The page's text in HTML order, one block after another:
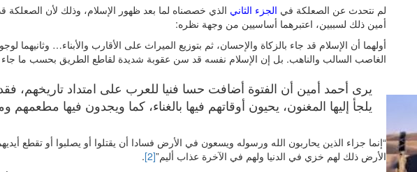
لم نتحدث عن الصعلكة في الجزء الثاني الذي خصصناه لما بعد ظهور الإسلام، وذلك لأن الصعلكة
أمين ذلك لسببين، اعتبرهما أساسيين من وجهة نظره:
أولهما أن الإسلام قد جاء بالزكاة والإحسان، ثم بتوزيع الميراث على الأقارب والأبناء… وثانيهما
الغاصب السالب والناهب. بل إن الإسلام نفسه قد سن عقوبة شديدة لقاطع الطريق بحسب ما
يرى أحمد أمين أن الفتوة أضافت حسا فنيا للعرب على امتداد تاريخهم،
يلجأ إليها المغنون، يحيون أوقاتهم فيها بالغناء، كما ويجدون فيها مطعمهم
“إنما جزاء الذين يحاربون الله ورسوله ويسعون في الأرض فسادا أن يقتلوا أو يصلبوا أو تقطع
الأرض ذلك لهم خزي في الدنيا ولهم في الآخرة عذاب أليم”[2]
.